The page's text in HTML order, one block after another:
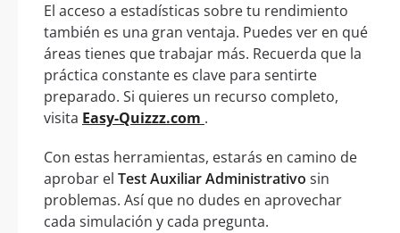
El acceso a estadísticas sobre tu rendimiento
también es una gran ventaja. Puedes ver en qué
áreas tienes que trabajar más. Recuerda que la
práctica constante es clave para sentirte
preparado. Si quieres un recurso completo,
visita Easy-Quizzz.com .
Con estas herramientas, estarás en camino de
aprobar el Test Auxiliar Administrativo sin
problemas. Así que no dudes en aprovechar
cada simulación y cada pregunta.